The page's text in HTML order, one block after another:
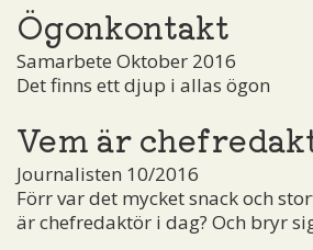
Ögonkontakt
Samarbete Oktober 2016
Det finns ett djup i allas ögon
Vem är
Journalisten 10/2016
Förr var det mycket snack och
är chefredaktör i dag? Och bryr